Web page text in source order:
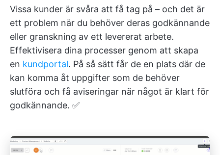
Vissa kunder är svåra att få tag på – och det är
ett problem när du behöver deras godkännande
eller granskning av ett levererat arbete.
Effektivisera dina processer genom att skapa
en kundportal. På så sätt får de en plats där de
kan komma åt uppgifter som de behöver
slutföra och få aviseringar när något är klart för
godkännande. ✅